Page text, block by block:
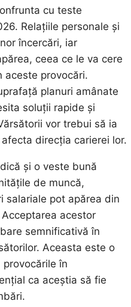
cu teste
Relațiile personale și
încercări, iar
ceea ce le va cere
aceste provocări.
planuri amânate
soluții rapide și
vor trebui să ia
direcția carierei lor.
și o veste bună
de muncă,
salariale pot apărea din
acestor
semnificativă în
Aceasta este o
în
ca aceștia să fie